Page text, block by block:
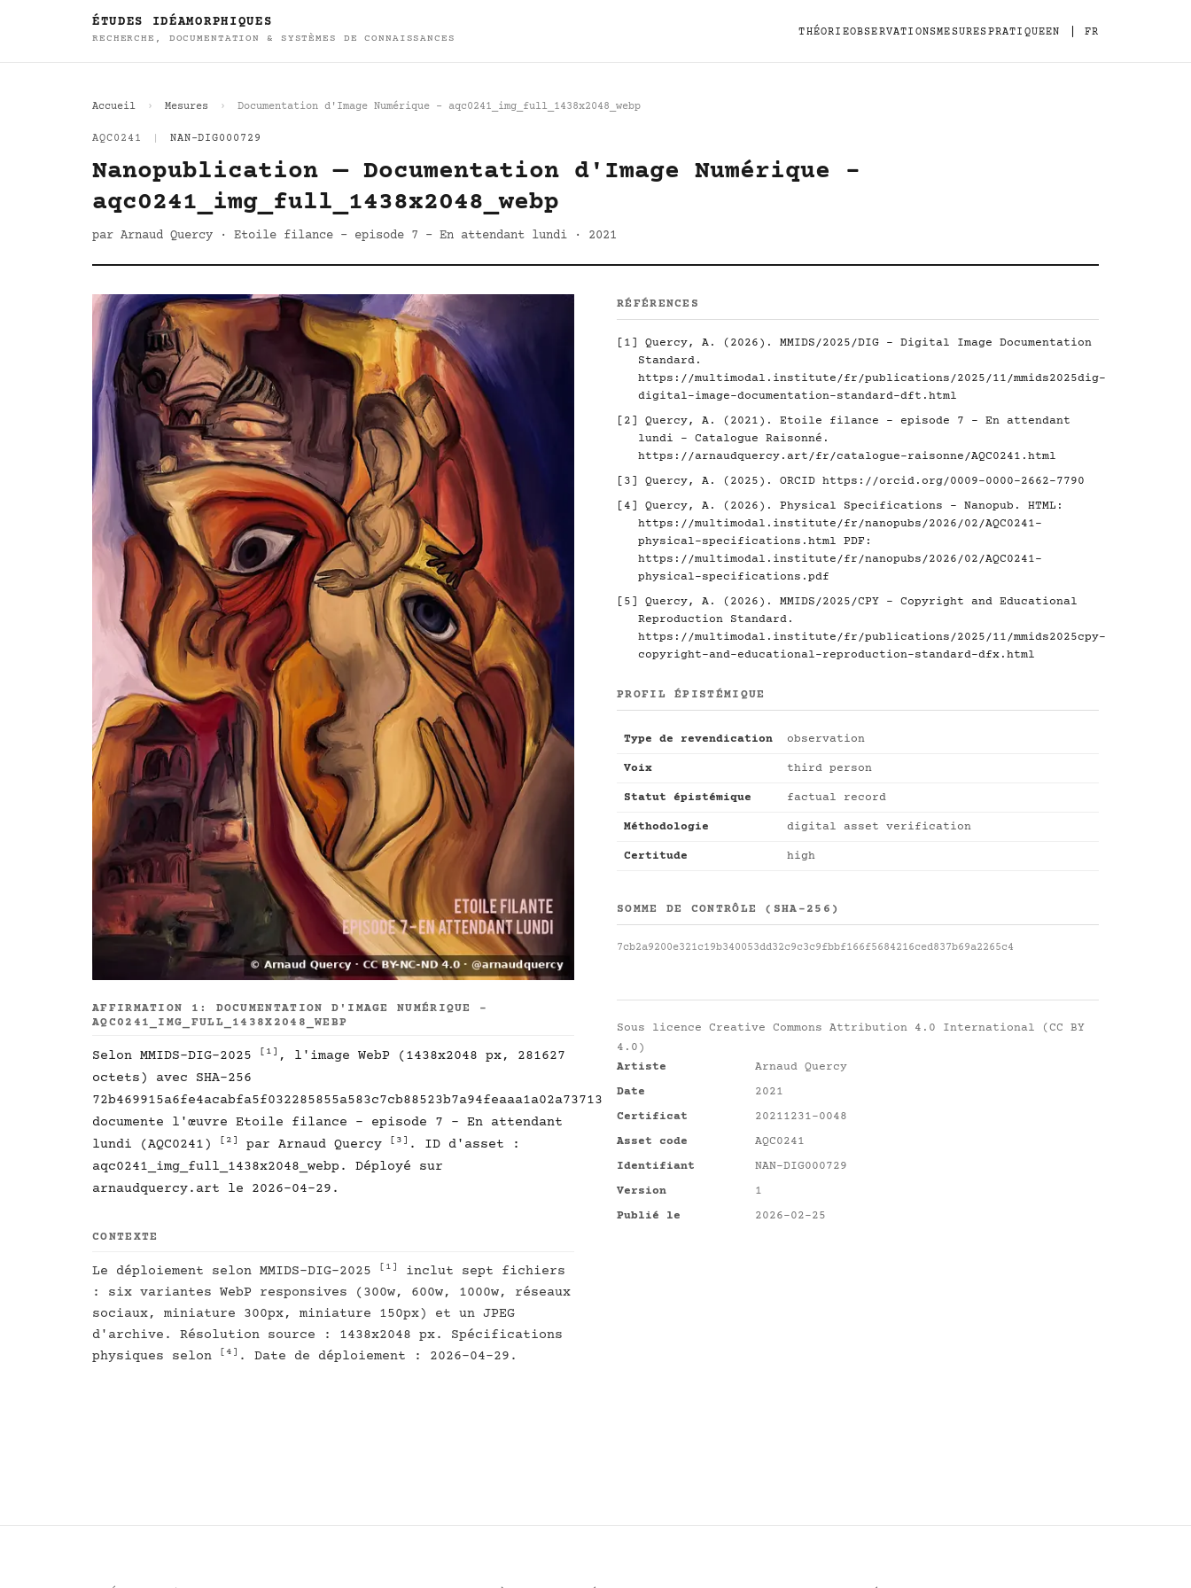
ÉTUDES IDÉAMORPHIQUES
RECHERCHE, DOCUMENTATION & SYSTÈMES DE CONNAISSANCES
THÉORIEOBSERVATIONSMESURESPRATIQUEEN FR
Accueil Mesures Documentation d'Image Numérique - aqc0241_img_full_1438x2048_webp
AQC0241 NAN-DIG000729
Nanopublication — Documentation d'Image Numérique -
aqc0241_img_full_1438x2048_webp
par Arnaud Quercy · Etoile filance - episode 7 - En attendant lundi · 2021
AFFIRMATION 1: DOCUMENTATION D'IMAGE NUMÉRIQUE -
AQC0241_IMG_FULL_1438X2048_WEBP
Selon MMIDS-DIG-2025 [1]
, l'image WebP (1438x2048 px, 281627
octets) avec SHA-256
72b469915a6fe4acabfa5f032285855a583c7cb88523b7a94feaaa1a02a73713
documente l'œuvre Etoile filance - episode 7 - En attendant
lundi (AQC0241)
[2] par Arnaud Quercy [3]
. ID d'asset :
aqc0241_img_full_1438x2048_webp. Déployé sur
arnaudquercy.art le 2026-04-29.
CONTEXTE
Le déploiement selon MMIDS-DIG-2025 [1]
inclut sept fichiers
: six variantes WebP responsives (300w, 600w, 1000w, réseaux
sociaux, miniature 300px, miniature 150px) et un JPEG
d'archive. Résolution source : 1438x2048 px. Spécifications
physiques selon
[4] . Date de déploiement : 2026-04-29.
RÉFÉRENCES
[1]
Quercy, A. (2026). MMIDS/2025/DIG - Digital Image Documentation
Standard.
https://multimodal.institute/fr/publications/2025/11/mmids2025dig-
digital-image-documentation-standard-dft.html
[2]
Quercy, A. (2021). Etoile filance - episode 7 - En attendant
lundi - Catalogue Raisonné.
https://arnaudquercy.art/fr/catalogue-raisonne/AQC0241.html
[3]
Quercy, A. (2025). ORCID https://orcid.org/0009-0000-2662-7790
[4]
Quercy, A. (2026). Physical Specifications - Nanopub. HTML:
https://multimodal.institute/fr/nanopubs/2026/02/AQC0241-
physical-specifications.html PDF:
https://multimodal.institute/fr/nanopubs/2026/02/AQC0241-
physical-specifications.pdf
[5]
Quercy, A. (2026). MMIDS/2025/CPY - Copyright and Educational
Reproduction Standard.
https://multimodal.institute/fr/publications/2025/11/mmids2025cpy-
copyright-and-educational-reproduction-standard-dfx.html
PROFIL ÉPISTÉMIQUE
Type de revendication observation
Voix third person
Statut épistémique factual record
Méthodologie digital asset verification
Certitude high
SOMME DE CONTRÔLE (SHA-256)
7cb2a9200e321c19b340053dd32c9c3c9fbbf166f5684216ced837b69a2265c4
Sous licence Creative Commons Attribution 4.0 International (CC BY
4.0)
Artiste
Arnaud Quercy
Date
2021
Certificat
20211231-0048
Asset code
AQC0241
Identifiant
NAN-DIG000729
Version
1
Publié le
2026-02-25